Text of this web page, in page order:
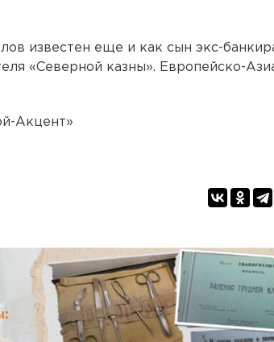
известен еще и как сын экс-
«Северной казны». Европейско-
Акцент»